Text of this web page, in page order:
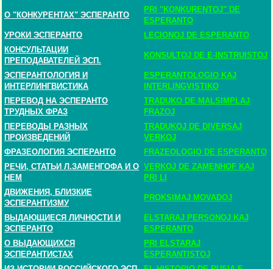
О "КОНКУРЕНТАХ" ЭСПЕРАНТО
PRI "KONKURENTOJ" DE
ESPERANTO
УРОКИ ЭСПЕРАНТО
LECIONOJ DE ESPERANTO
КОНСУЛЬТАЦИИ
ПРЕПОДАВАТЕЛЕЙ ЭСП.
KONSULTOJ DE E-INSTRUISTOJ
ЭСПЕРАНТОЛОГИЯ И
ИНТЕРЛИНГВИСТИКА
ESPERANTOLOGIO KAJ
INTERLINGVISTIKO
ПЕРЕВОД НА ЭСПЕРАНТО
ТРУДНЫХ ФРАЗ
TRADUKO DE MALSIMPLAJ
FRAZOJ
ПЕРЕВОДЫ РАЗНЫХ
ПРОИЗВЕДЕНИЙ
TRADUKOJ DE DIVERSAJ
VERKOJ
ФРАЗЕОЛОГИЯ ЭСПЕРАНТО
FRAZEOLOGIO DE ESPERANTO
РЕЧИ, СТАТЬИ Л.ЗАМЕНГОФА И О
НЕМ
VERKOJ DE ZAMENHOF KAJ
PRI LI
ДВИЖЕНИЯ, БЛИЗКИЕ
ЭСПЕРАНТИЗМУ
PROKSIMAJ MOVADOJ
ВЫДАЮЩИЕСЯ ЛИЧНОСТИ И
ЭСПЕРАНТО
ELSTARAJ PERSONOJ KAJ
ESPERANTO
О ВЫДАЮЩИХСЯ
ЭСПЕРАНТИСТАХ
PRI ELSTARAJ
ESPERANTISTOJ